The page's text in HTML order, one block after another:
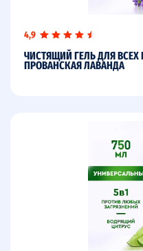
4,9
ЧИСТЯЩИЙ ГЕЛЬ ДЛЯ
ПРОВАНСКАЯ ЛАВАНДА